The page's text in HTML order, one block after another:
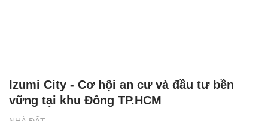
Izumi City - Cơ hội an cư và đầu tư bền
vững tại khu Đông TP.HCM